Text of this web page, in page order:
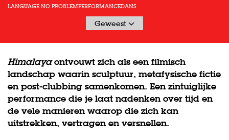
LANGUAGE NO PROBLEMPERFORMANCEDANS
Geweest
Himalayaontvouwt zich als een filmisch
landschap waarin sculptuur, metafysische fictie
en post-clubbing samenkomen. Een zintuiglijke
performance die je laat nadenken over tijd en
de vele manieren waarop die zich kan
uitstrekken, vertragen en versnellen.